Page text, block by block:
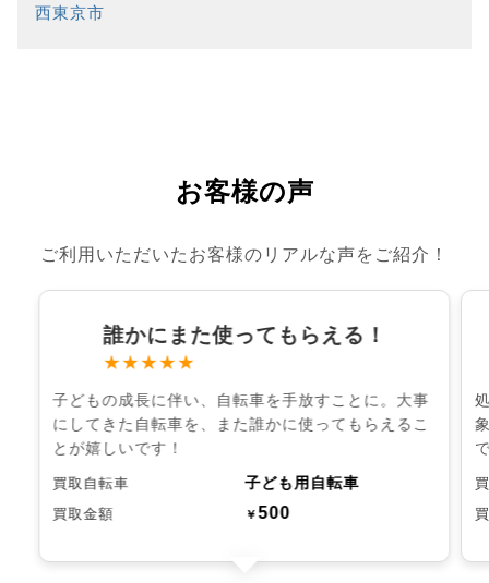
西東京市
お客様の声
ご利用いただいたお客様のリアルな声をご紹介！
誰かにまた使ってもらえる！
★★★★★
子どもの成長に伴い、自転車を手放すことに。大事
にしてきた自転車を、また誰かに使ってもらえるこ
とが嬉しいです！
買取自転車 子ども用自転車
買取金額 ￥500